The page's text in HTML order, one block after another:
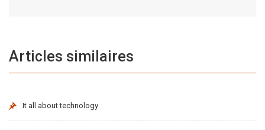
Articles similaires
It all about technology